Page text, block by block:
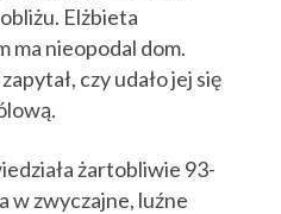
Elżbieta
ma nieopodal dom.
czy udało jej się
żartobliwie 93-
w zwyczajne, luźne